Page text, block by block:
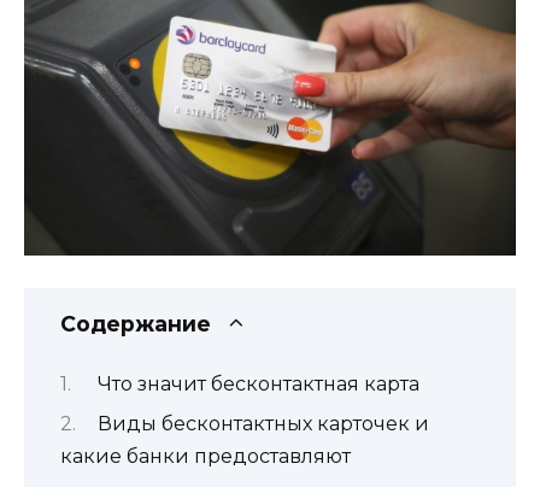
Содержание
Что значит бесконтактная карта
Виды бесконтактных карточек и
какие банки предоставляют